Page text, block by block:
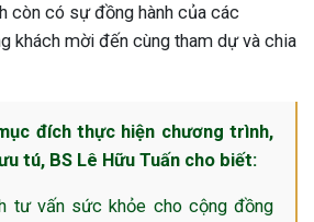
viêm da
còn có sự đồng hành của các
khách mời đến cùng tham dự và chia
đích thực hiện chương trình,
tú, BS Lê Hữu Tuấn cho biết:
tư vấn sức khỏe cho cộng đồng